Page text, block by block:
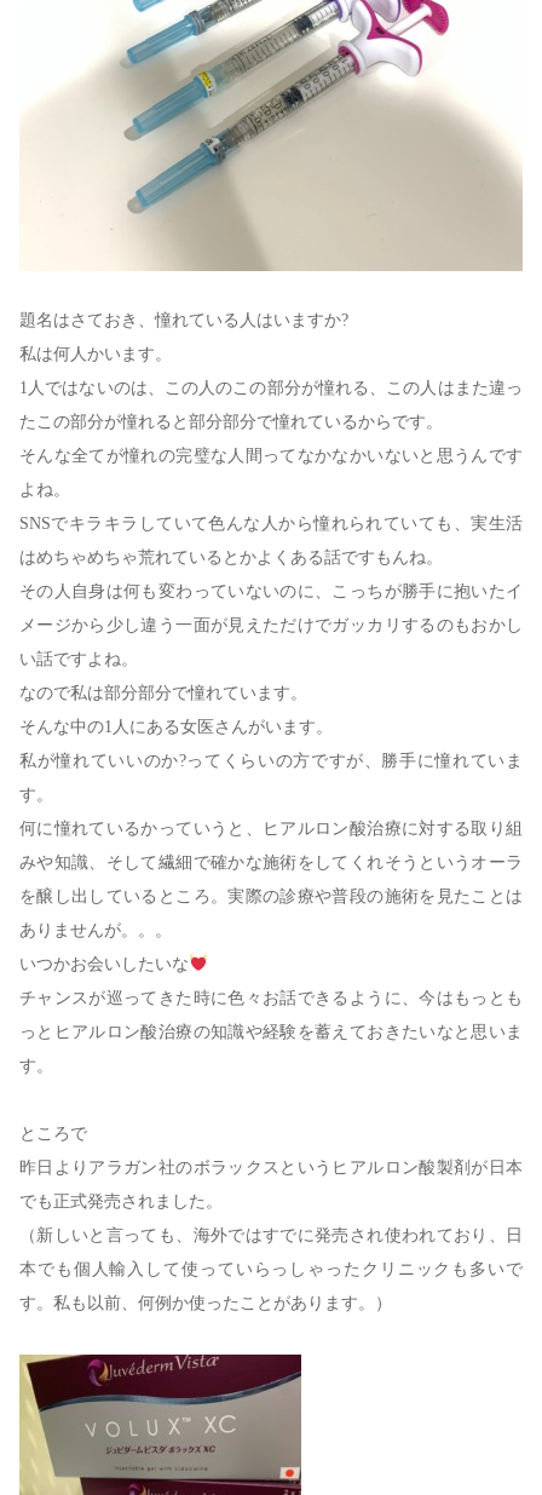
題名はさておき、憧れている人はいますか?
私は何人かいます。
1人ではないのは、この人のこの部分が憧れる、この人はまた違っ
たこの部分が憧れると部分部分で憧れているからです。
そんな全てが憧れの完璧な人間ってなかなかいないと思うんです
よね。
SNSでキラキラしていて色んな人から憧れられていても、実生活
はめちゃめちゃ荒れているとかよくある話ですもんね。
その人自身は何も変わっていないのに、こっちが勝手に抱いたイ
メージから少し違う一面が見えただけでガッカリするのもおかし
い話ですよね。
なので私は部分部分で憧れています。
そんな中の1人にある女医さんがいます。
私が憧れていいのか?ってくらいの方ですが、勝手に憧れていま
す。
何に憧れているかっていうと、ヒアルロン酸治療に対する取り組
みや知識、そして繊細で確かな施術をしてくれそうというオーラ
を醸し出しているところ。実際の診療や普段の施術を見たことは
ありませんが。。。
いつかお会いしたいな
チャンスが巡ってきた時に色々お話できるように、今はもっとも
っとヒアルロン酸治療の知識や経験を蓄えておきたいなと思いま
す。
ところで
昨日よりアラガン社のボラックスというヒアルロン酸製剤が日本
でも正式発売されました。
（新しいと言っても、海外ではすでに発売され使われており、日
本でも個人輸入して使っていらっしゃったクリニックも多いで
す。私も以前、何例か使ったことがあります。）